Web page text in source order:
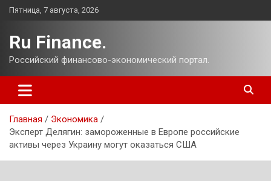
Перейти
Пятница, 7 августа, 2026
Ru Finance.
Российский финансово-экономический портал.
Главная
Экономика
Эксперт Делягин: замороженные в Европе российские
активы через Украину могут оказаться США